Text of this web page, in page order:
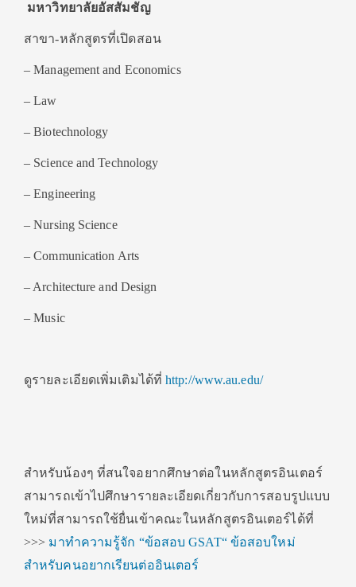
มหาวิทยาลัยอัสสัมชัญ
สาขา-หลักสูตรที่เปิดสอน
– Management and Economics
– Law
– Biotechnology
– Science and Technology
– Engineering
– Nursing Science
– Communication Arts
– Architecture and Design
– Music
ดูรายละเอียดเพิ่มเติมได้ที่http://www.au.edu/
สำหรับน้องๆ ที่สนใจอยากศึกษาต่อในหลักสูตรอินเตอร์
สามารถเข้าไปศึกษารายละเอียดเกี่ยวกับการสอบรูปแบบ
ใหม่ที่สามารถใช้ยื่นเข้าคณะในหลักสูตรอินเตอร์ได้ที่
>>> มาทำความรู้จัก “ข้อสอบ GSAT“ ข้อสอบใหม่
สำหรับคนอยากเรียนต่ออินเตอร์